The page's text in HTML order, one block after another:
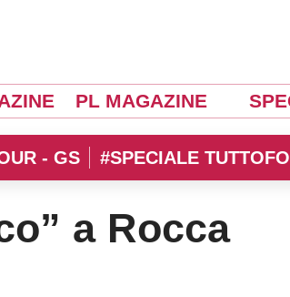
PL MAGAZINE
- GS #SPECIALE
a Rocca